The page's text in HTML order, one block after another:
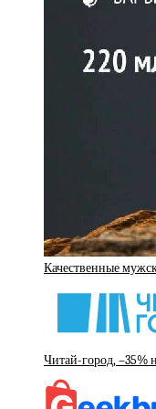
Качественные
Читай-город, –35%